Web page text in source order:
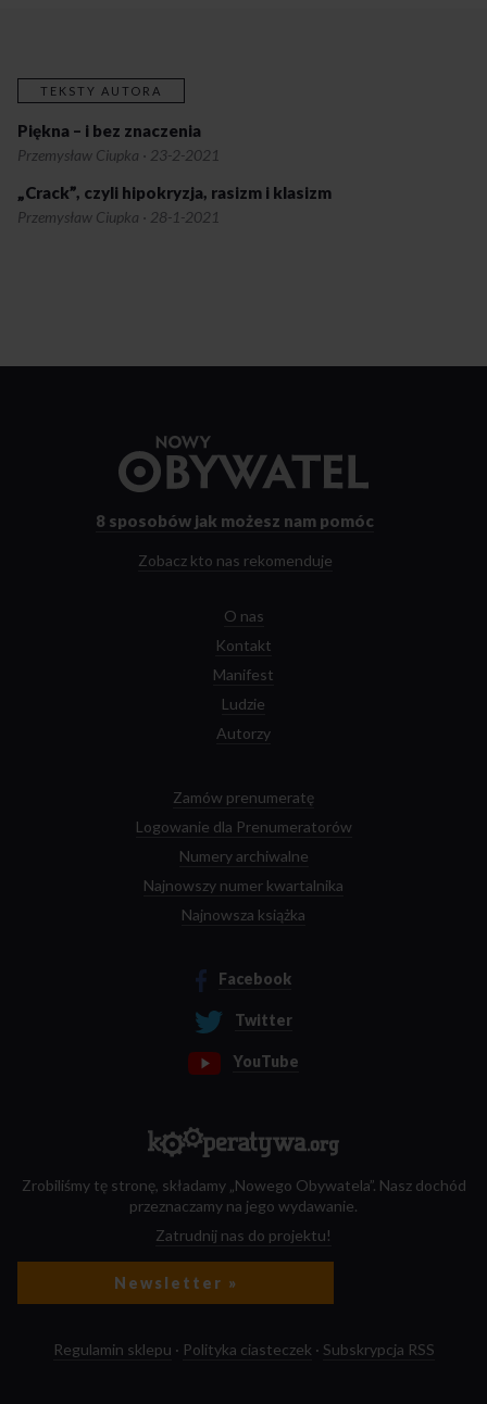
TEKSTY AUTORA
Piękna – i bez znaczenia
Przemysław Ciupka · 23-2-2021
„Crack”, czyli hipokryzja, rasizm i klasizm
Przemysław Ciupka · 28-1-2021
strony
8 sposobów jak możesz nam pomóc
Zobacz kto nas rekomenduje
O nas
Kontakt
Manifest
Ludzie
Autorzy
Zamów prenumeratę
Logowanie dla Prenumeratorów
Numery archiwalne
Najnowszy numer kwartalnika
Najnowsza książka
Facebook
Twitter
YouTube
Zrobiliśmy tę stronę, składamy „Nowego Obywatela”. Nasz dochód
przeznaczamy na jego wydawanie.
Zatrudnij nas do projektu!
Newsletter »
Regulamin sklepu · Polityka ciasteczek · Subskrypcja RSS